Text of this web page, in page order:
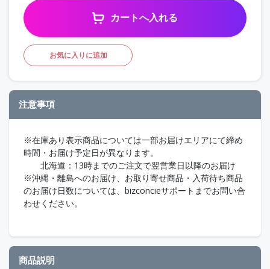
カートへ入れる
お気に入りに追加
注意事項
※在庫あり表示商品については一部お届けエリアにて締め
時間・お届け予定日が異なります。
北海道：13時までのご注文で翌営業日以降のお届け
※沖縄・離島へのお届け、お取り寄せ商品・入荷待ち商品
のお届け日数については、bizconcieサポートまでお問い合
わせください。
商品説明